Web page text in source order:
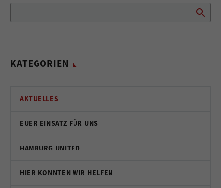
KATEGORIEN
AKTUELLES
EUER EINSATZ FÜR UNS
HAMBURG UNITED
HIER KONNTEN WIR HELFEN